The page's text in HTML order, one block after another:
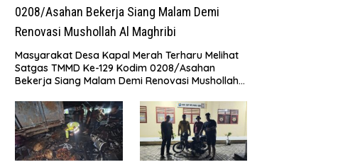
Batu Bara
Curat, Tiga
Rumah Dibongkar Satgas
TMMD Ke-129 TA 2026 Kodim
0208/Asahan, Bapak Samsul
Rumah Layak Huni Segera
Terwujud
Masyarakat Desa Kapal Merah Terharu Melihat
Satgas TMMD Ke-129 Kodim 0208/Asahan
Bekerja Siang Malam Demi Renovasi Mushollah